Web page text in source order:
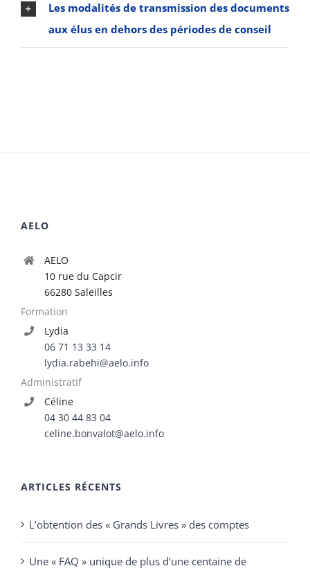
Les modalités de transmission des documents
aux élus en dehors des périodes de conseil
AELO
AELO
10 rue du Capcir
66280 Saleilles
Formation
Lydia
06 71 13 33 14
lydia.rabehi@aelo.info
Administratif
Céline
04 30 44 83 04
celine.bonvalot@aelo.info
ARTICLES RÉCENTS
L’obtention des « Grands Livres » des comptes
Une « FAQ » unique de plus d’une centaine de